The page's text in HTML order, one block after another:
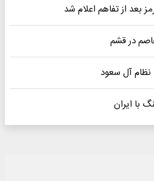
بعد از تفاهم اعلام شد
در قشم
نظام آل سعود
با ایران